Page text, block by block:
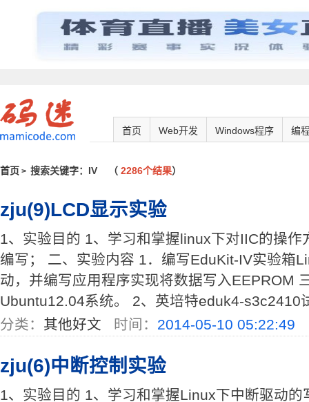
首页 Web开发 Windows程序 编
首页 > 搜索关键字：IV （ 2286个结果）
zju(9)LCD显示实验
1、实验目的 1、学习和掌握linux下对IIC的操作
编写； 二、实验内容 1．编写EduKit-IV实验箱
动，并编写应用程序实现将数据写入EEPROM
Ubuntu12.04系统。 2、英培特eduk4-s3c2410
分类： 其他好文 时间： 2014-05-10 05:22:49
zju(6)中断控制实验
1、实验目的 1、学习和掌握Linux下中断驱动